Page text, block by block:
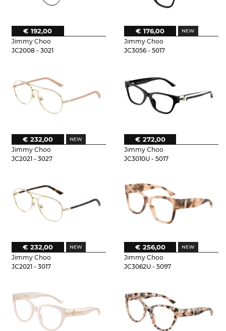
Jimmy Choo
JC2008 - 3021
€ 192,00
Jimmy Choo
JC3056 - 5017
€ 176,00
Jimmy Choo
JC2021 - 3027
€ 232,00
Jimmy Choo
JC3010U - 5017
€ 272,00
Jimmy Choo
JC2021 - 3017
€ 232,00
Jimmy Choo
JC3062U - 5097
€ 256,00